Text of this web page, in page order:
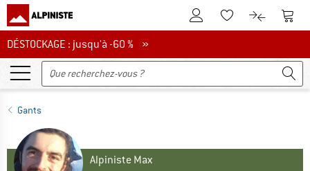
Vers le compte client
Vers la liste
Vers le
DÉSTOCKAGE : jusqu'à -60 %
DÉSTOCKAGE : jusqu'à -60 % »
Gants
Alpiniste Max